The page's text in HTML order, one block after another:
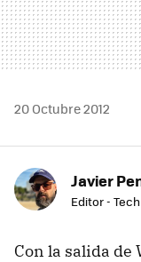
20 Octubre 2012
Javier
Editor - Tech
Con la salida de